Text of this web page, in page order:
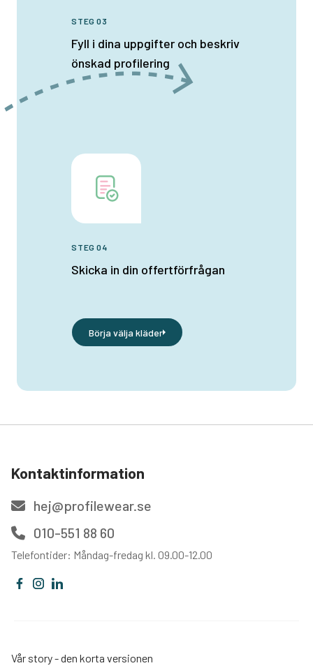
STEG 03
Fyll i dina uppgifter och beskriv
önskad profilering
STEG 04
Skicka in din offertförfrågan
Börja välja kläder
Kontaktinformation
hej@profilewear.se
010-551 88 60
Telefontider: Måndag-fredag kl. 09.00-12.00
Vår story - den korta versionen